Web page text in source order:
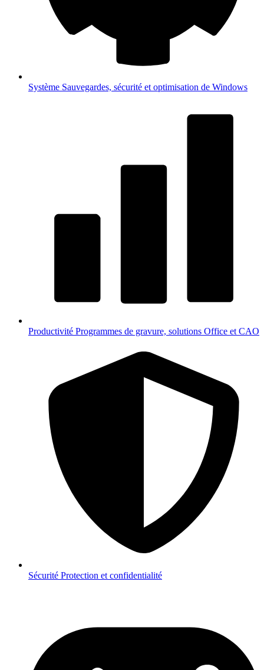
Système Sauvegardes, sécurité et optimisation de Windows
Productivité Programmes de gravure, solutions Office et CAO
Sécurité Protection et confidentialité